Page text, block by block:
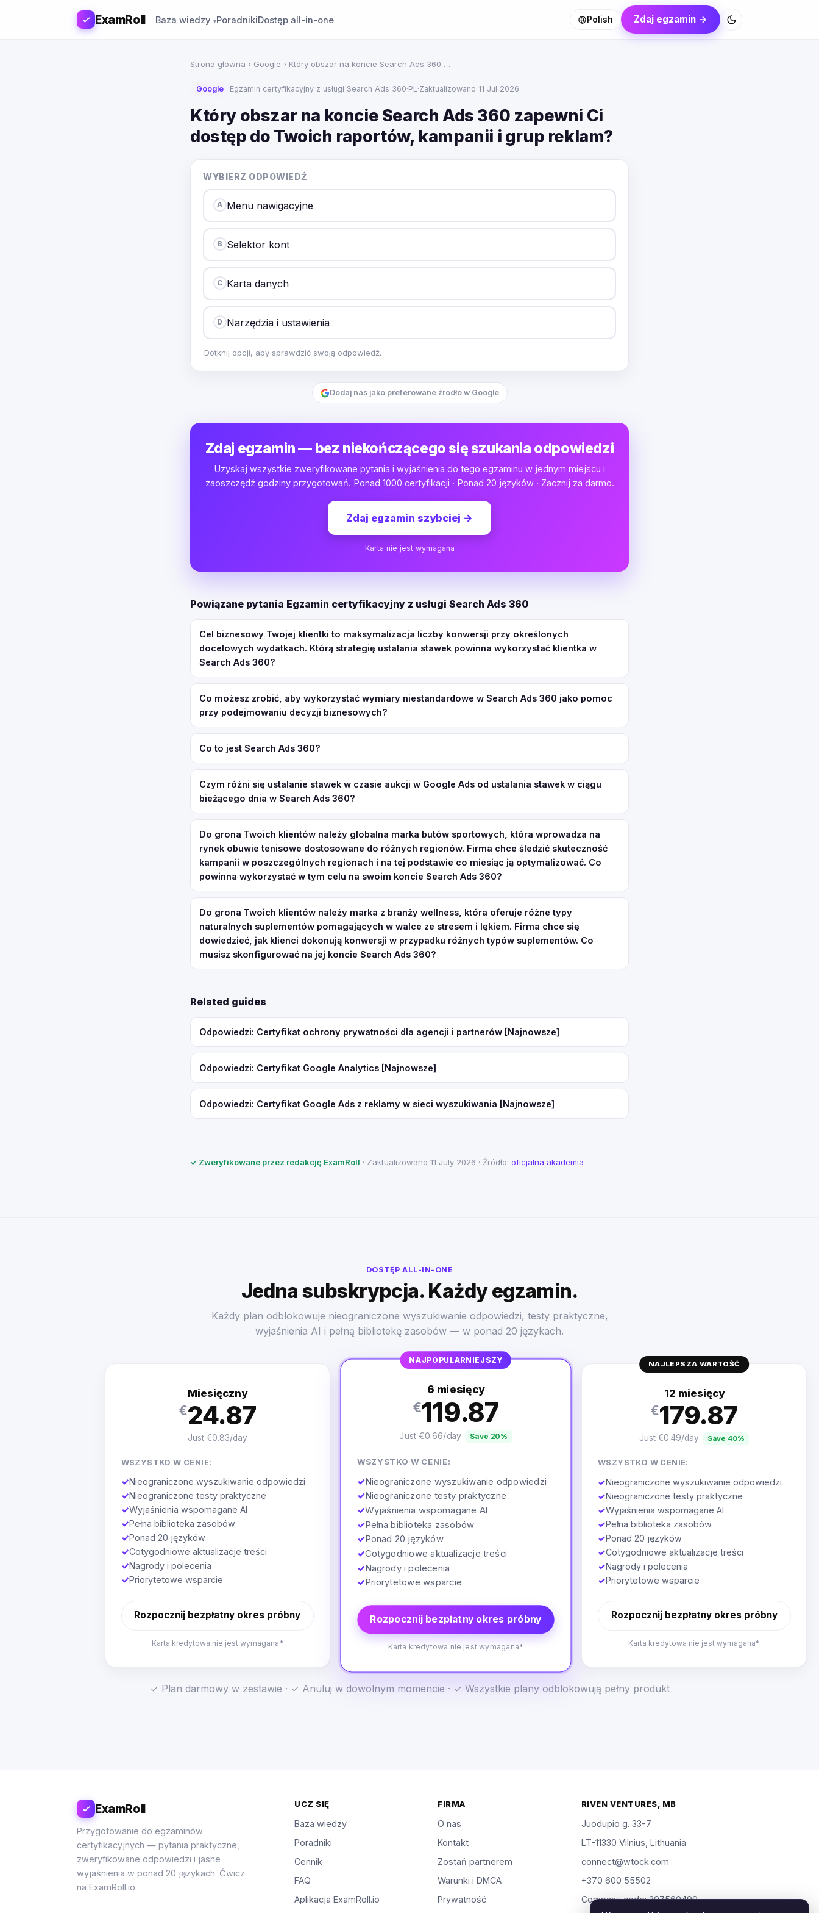
ExamRoll Baza wiedzy PoradnikiDostęp all-in-one Polish Zdaj egzamin →
Strona główna › Google › Który obszar na koncie Search Ads 360 …
Google Egzamin certyfikacyjny z usługi Search Ads 360·PL·Zaktualizowano 11 Jul 2026
Który obszar na koncie Search Ads 360 zapewni Ci
dostęp do Twoich raportów, kampanii i grup reklam?
WYBIERZ ODPOWIEDŹ
A Menu nawigacyjne
B Selektor kont
C Karta danych
D Narzędzia i ustawienia
Dotknij opcji, aby sprawdzić swoją odpowiedź.
Dodaj nas jako preferowane źródło w Google
Zdaj egzamin — bez niekończącego się szukania odpowiedzi
Uzyskaj wszystkie zweryfikowane pytania i wyjaśnienia do tego egzaminu w jednym miejscu i
zaoszczędź godziny przygotowań. Ponad 1000 certyfikacji · Ponad 20 języków · Zacznij za darmo.
Zdaj egzamin szybciej →
Karta nie jest wymagana
Powiązane pytania Egzamin certyfikacyjny z usługi Search Ads 360
Cel biznesowy Twojej klientki to maksymalizacja liczby konwersji przy określonych
docelowych wydatkach. Którą strategię ustalania stawek powinna wykorzystać klientka w
Search Ads 360?
Co możesz zrobić, aby wykorzystać wymiary niestandardowe w Search Ads 360 jako pomoc
przy podejmowaniu decyzji biznesowych?
Co to jest Search Ads 360?
Czym różni się ustalanie stawek w czasie aukcji w Google Ads od ustalania stawek w ciągu
bieżącego dnia w Search Ads 360?
Do grona Twoich klientów należy globalna marka butów sportowych, która wprowadza na
rynek obuwie tenisowe dostosowane do różnych regionów. Firma chce śledzić skuteczność
kampanii w poszczególnych regionach i na tej podstawie co miesiąc ją optymalizować. Co
powinna wykorzystać w tym celu na swoim koncie Search Ads 360?
Do grona Twoich klientów należy marka z branży wellness, która oferuje różne typy
naturalnych suplementów pomagających w walce ze stresem i lękiem. Firma chce się
dowiedzieć, jak klienci dokonują konwersji w przypadku różnych typów suplementów. Co
musisz skonfigurować na jej koncie Search Ads 360?
Related guides
Odpowiedzi: Certyfikat ochrony prywatności dla agencji i partnerów [Najnowsze]
Odpowiedzi: Certyfikat Google Analytics [Najnowsze]
Odpowiedzi: Certyfikat Google Ads z reklamy w sieci wyszukiwania [Najnowsze]
✓ Zweryfikowane przez redakcję ExamRoll · Zaktualizowano 11 July 2026 · Źródło: oficjalna akademia
DOSTĘP ALL-IN-ONE
Jedna subskrypcja. Każdy egzamin.
Każdy plan odblokowuje nieograniczone wyszukiwanie odpowiedzi, testy praktyczne,
wyjaśnienia AI i pełną bibliotekę zasobów — w ponad 20 językach.
Miesięczny
€24.87
Just €0.83/day
WSZYSTKO W CENIE:
✓Nieograniczone wyszukiwanie odpowiedzi
✓Nieograniczone testy praktyczne
✓Wyjaśnienia wspomagane AI
✓Pełna biblioteka zasobów
✓Ponad 20 języków
✓Cotygodniowe aktualizacje treści
✓Nagrody i polecenia
✓Priorytetowe wsparcie
Rozpocznij bezpłatny okres próbny
Karta kredytowa nie jest wymagana*
NAJPOPULARNIEJSZY
6 miesięcy
€119.87
Just €0.66/day Save 20%
WSZYSTKO W CENIE:
✓Nieograniczone wyszukiwanie odpowiedzi
✓Nieograniczone testy praktyczne
✓Wyjaśnienia wspomagane AI
✓Pełna biblioteka zasobów
✓Ponad 20 języków
✓Cotygodniowe aktualizacje treści
✓Nagrody i polecenia
✓Priorytetowe wsparcie
Rozpocznij bezpłatny okres próbny
Karta kredytowa nie jest wymagana*
NAJLEPSZA WARTOŚĆ
12 miesięcy
€179.87
Just €0.49/day Save 40%
WSZYSTKO W CENIE:
✓Nieograniczone wyszukiwanie odpowiedzi
✓Nieograniczone testy praktyczne
✓Wyjaśnienia wspomagane AI
✓Pełna biblioteka zasobów
✓Ponad 20 języków
✓Cotygodniowe aktualizacje treści
✓Nagrody i polecenia
✓Priorytetowe wsparcie
Rozpocznij bezpłatny okres próbny
Karta kredytowa nie jest wymagana*
✓ Plan darmowy w zestawie · ✓ Anuluj w dowolnym momencie · ✓ Wszystkie plany odblokowują pełny produkt
ExamRoll
Przygotowanie do egzaminów
certyfikacyjnych — pytania praktyczne,
zweryfikowane odpowiedzi i jasne
wyjaśnienia w ponad 20 językach. Ćwicz
na ExamRoll.io.
UCZ SIĘ
Baza wiedzy
Poradniki
Cennik
FAQ
Aplikacja ExamRoll.io
FIRMA
O nas
Kontakt
Zostań partnerem
Warunki i DMCA
Prywatność
RIVEN VENTURES, MB
Juodupio g. 33-7
LT-11330 Vilnius, Lithuania
connect@wtock.com
+370 600 55502
Company code: 307560499